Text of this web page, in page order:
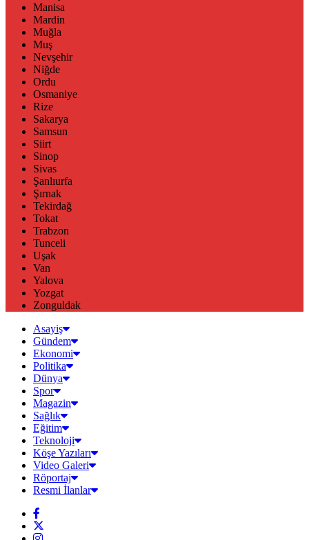
Manisa
Mardin
Muğla
Muş
Nevşehir
Niğde
Ordu
Osmaniye
Rize
Sakarya
Samsun
Siirt
Sinop
Sivas
Şanlıurfa
Şırnak
Tekirdağ
Tokat
Trabzon
Tunceli
Uşak
Van
Yalova
Yozgat
Zonguldak
Asayiş
Gündem
Ekonomi
Politika
Dünya
Spor
Magazin
Sağlık
Eğitim
Teknoloji
Köşe Yazıları
Video Galeri
Röportaj
Resmi İlanlar